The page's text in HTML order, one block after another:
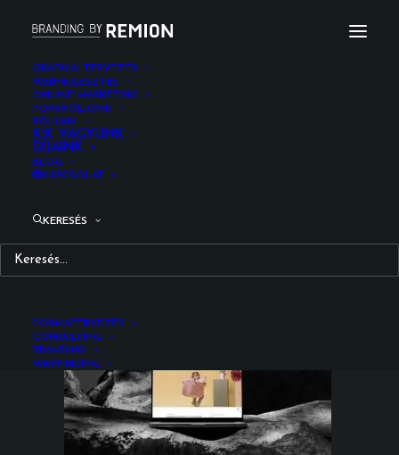
GRAFIKAI TERVEZÉS
WEBFEJLESZTÉS
ONLINE MARKETING
PORTFÓLIÓNK
RÓLUNK
KIK VAGYUNK
DÍJAINK
BLOG
KAPCSOLAT
KERESÉS
FORMATERVEZÉS
CONSULTING
BRANDING
WAYFINDING
adamo_web_remion_design
Kezdőlap